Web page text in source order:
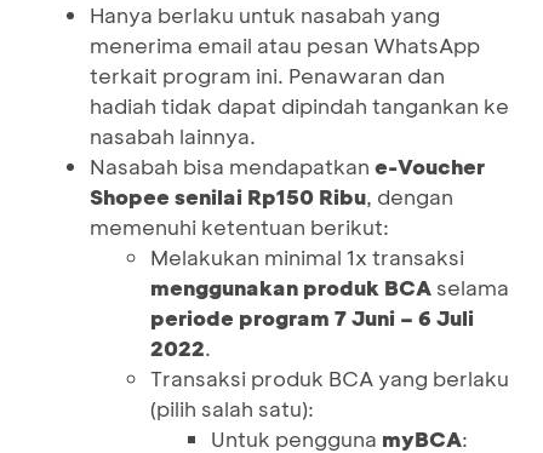
Hanya berlaku untuk nasabah yang
menerima email atau pesan WhatsApp
terkait program ini. Penawaran dan
hadiah tidak dapat dipindah tangankan ke
nasabah lainnya.
Nasabah bisa mendapatkan e-Voucher
Shopee senilai Rp150 Ribu, dengan
memenuhi ketentuan berikut:
Melakukan minimal 1x transaksi
menggunakan produk BCA selama
periode program 7 Juni – 6 Juli
2022.
Transaksi produk BCA yang berlaku
(pilih salah satu):
Untuk pengguna myBCA: